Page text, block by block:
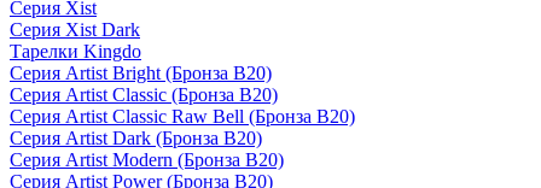
Серия Xist
Серия Xist Dark
Тарелки Kingdo
Серия Artist Bright (Бронза B20)
Серия Artist Classic (Бронза B20)
Серия Artist Classic Raw Bell (Бронза B20)
Серия Artist Dark (Бронза B20)
Серия Artist Modern (Бронза B20)
Серия Artist Power (Бронза B20)